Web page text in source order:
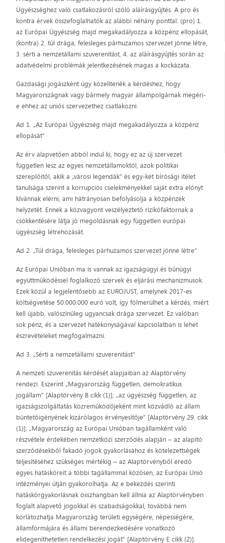
Ügyészséghez való csatlakozásról szóló aláírásgyűjtés. A pro és
kontra érvek összefoglalhatók az alábbi néhány ponttal: (pro) 1.
az Európai Ügyészség majd megakadályozza a közpénz ellopását,
(kontra) 2. túl drága, felesleges párhuzamos szervezet jönne létre,
3. sérti a nemzetállami szuverenitást, 4. az aláírásgyűjtés során az
adatvédelmi problémák jelentkezésének magas a kockázata.
Gazdasági jogászként úgy közelítenék a kérdéshez, hogy
Magyarországnak vagy bármely magyar állampolgárnak megéri-
e ehhez az uniós szervezethez csatlakozni.
Ad 1. „Az Európai Ügyészség majd megakadályozza a közpénz
ellopását”
Az érv alapvetően abból indul ki, hogy ez az új szervezet
független lesz az egyes nemzetállamoktól, azok politikai
szereplőitől, akik a „városi legendák” és egy-két bírósági ítélet
tanulsága szerint a korrupciós cselekményekkel saját extra előnyt
kívánnak elérni, ami hátrányosan befolyásolja a közpénzek
helyzetét. Ennek a közvagyont veszélyeztető rizikófaktornak a
csökkentésére látja jó megoldásnak egy független európai
ügyészség létrehozását.
Ad 2. „Túl drága, felesleges párhuzamos szervezet jönne létre”
Az Európai Unióban ma is vannak az igazságügyi és bűnügyi
együttműködéssel foglalkozó szervek és eljárási mechanizmusok.
Ezek közül a legjelentősebb az EUROJUST, amelynek 2017-es
költségvetése 50.000.000 euró volt, így fölmerülhet a kérdés, miért
kell újabb, valószínűleg ugyancsak drága szervezet. Ez valóban
sok pénz, és a szervezet hatékonyságával kapcsolatban is lehet
észrevételeket megfogalmazni.
Ad 3. „Sérti a nemzetállami szuverenitást”
A nemzeti szuverenitás kérdését alapjaiban az Alaptörvény
rendezi. Eszerint „Magyarország független, demokratikus
jogállam” [Alaptörvény B cikk (1)]; „az ügyészség független, az
igazságszolgáltatás közreműködőjeként mint közvádló az állam
büntetőigényének kizárólagos érvényesítője” [Alaptörvény 29. cikk
(1)]; „Magyarország az Európai Unióban tagállamként való
részvétele érdekében nemzetközi szerződés alapján – az alapító
szerződésekből fakadó jogok gyakorlásához és kötelezettségek
teljesítéséhez szükséges mértékig – az Alaptörvényből eredő
egyes hatásköreit a többi tagállammal közösen, az Európai Unió
intézményei útján gyakorolhatja. Az e bekezdés szerinti
hatáskörgyakorlásnak összhangban kell állnia az Alaptörvényben
foglalt alapvető jogokkal és szabadságokkal, továbbá nem
korlátozhatja Magyarország területi egységére, népességére,
államformájára és állami berendezkedésére vonatkozó
elidegeníthetetlen rendelkezési jogát” [Alaptörvény E cikk (2)].